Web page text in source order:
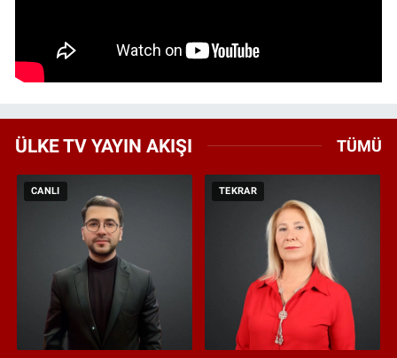
ÜLKE TV YAYIN AKIŞI TÜMÜ
CANLI TEKRAR